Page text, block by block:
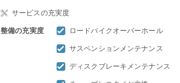
サービスの充実度
整備の充実度
ロードバイクオーバーホール
サスペンションメンテナンス
ディスクブレーキメンテナンス